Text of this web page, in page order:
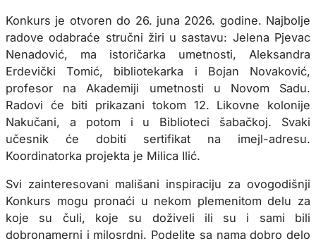
Konkurs je otvoren do 26. juna 2026. godine. Najbolje
radove odabraće stručni žiri u sastavu: Jelena Pjevac
Nenadović, ma istoričarka umetnosti, Aleksandra
Erdevički Tomić, bibliotekarka i Bojan Novaković,
profesor na Akademiji umetnosti u Novom Sadu.
Radovi će biti prikazani tokom 12. Likovne kolonije
Nakučani, a potom i u Biblioteci šabačkoj. Svaki
učesnik će dobiti sertifikat na imejl-adresu.
Koordinatorka projekta je Milica Ilić.
Svi zainteresovani mališani inspiraciju za ovogodišnji
Konkurs mogu pronaći u nekom plemenitom delu za
koje su čuli, koje su doživeli ili su i sami bili
dobronamerni i milosrdni. Podelite sa nama dobro delo